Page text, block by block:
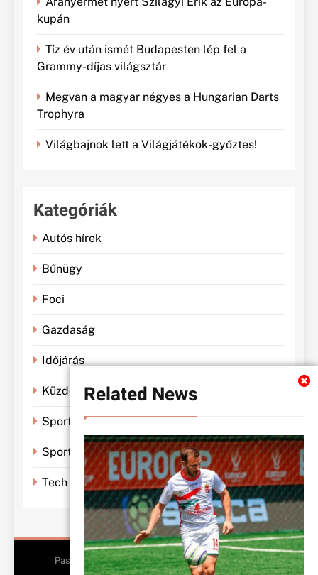
Related News
kupán
Tíz év után ismét Budapesten lép fel a
Grammy-díjas világsztár
Megvan a magyar négyes a Hungarian Darts
Trophyra
Világbajnok lett a Világjátékok-győztes!
Kategóriák
Autós hírek
Bűnügy
Foci
Gazdaság
Időjárás
Küzdősportok
Sportbánya
Sporthírek
Tech
Pasiklub - All Rights Reserved 2026.. Free Theme By